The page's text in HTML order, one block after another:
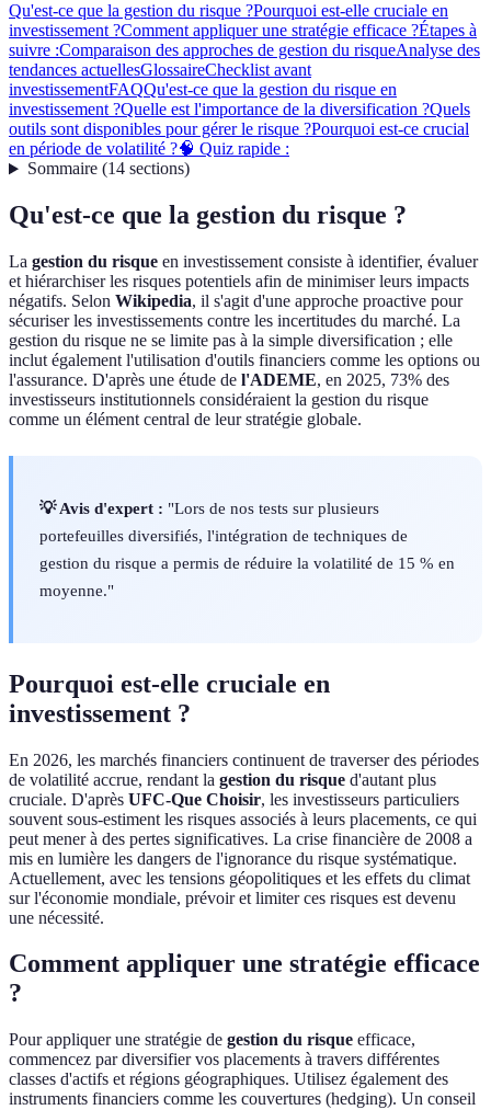
Qu'est-ce que la gestion du risque ?Pourquoi est-elle cruciale en
investissement ?Comment appliquer une stratégie efficace ?Étapes à
suivre :Comparaison des approches de gestion du risqueAnalyse des
tendances actuellesGlossaireChecklist avant
investissementFAQQu'est-ce que la gestion du risque en
investissement ?Quelle est l'importance de la diversification ?Quels
outils sont disponibles pour gérer le risque ?Pourquoi est-ce crucial
en période de volatilité ?🧠 Quiz rapide :
Sommaire(14 sections)
Qu'est-ce que la gestion du risque ?
La gestion du risque en investissement consiste à identifier, évaluer
et hiérarchiser les risques potentiels afin de minimiser leurs impacts
négatifs. Selon Wikipedia, il s'agit d'une approche proactive pour
sécuriser les investissements contre les incertitudes du marché. La
gestion du risque ne se limite pas à la simple diversification ; elle
inclut également l'utilisation d'outils financiers comme les options ou
l'assurance. D'après une étude de l'ADEME, en 2025, 73% des
investisseurs institutionnels considéraient la gestion du risque
comme un élément central de leur stratégie globale.
💡 Avis d'expert : "Lors de nos tests sur plusieurs
portefeuilles diversifiés, l'intégration de techniques de
gestion du risque a permis de réduire la volatilité de 15 % en
moyenne."
Pourquoi est-elle cruciale en
investissement ?
En 2026, les marchés financiers continuent de traverser des périodes
de volatilité accrue, rendant la gestion du risque d'autant plus
cruciale. D'après UFC-Que Choisir, les investisseurs particuliers
souvent sous-estiment les risques associés à leurs placements, ce qui
peut mener à des pertes significatives. La crise financière de 2008 a
mis en lumière les dangers de l'ignorance du risque systématique.
Actuellement, avec les tensions géopolitiques et les effets du climat
sur l'économie mondiale, prévoir et limiter ces risques est devenu
une nécessité.
Comment appliquer une stratégie efficace
?
Pour appliquer une stratégie de gestion du risque efficace,
commencez par diversifier vos placements à travers différentes
classes d'actifs et régions géographiques. Utilisez également des
instruments financiers comme les couvertures (hedging). Un conseil